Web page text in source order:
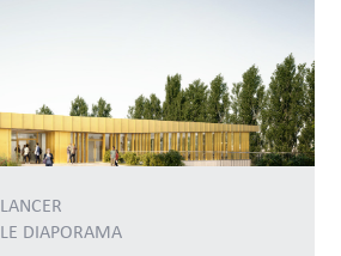
LANCER
LE DIAPORAMA